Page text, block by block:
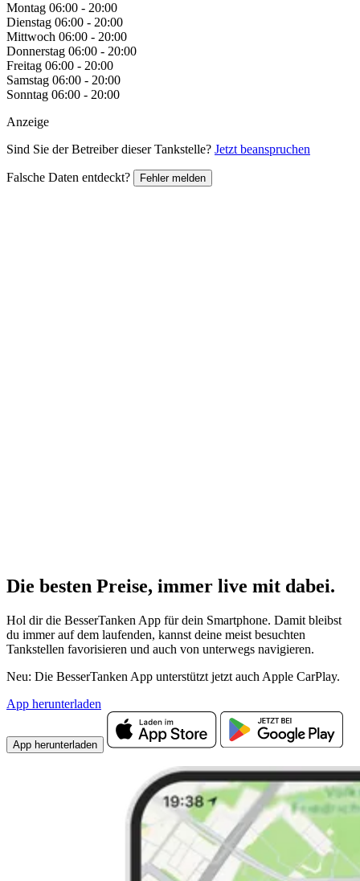
Montag 06:00 - 20:00
Dienstag 06:00 - 20:00
Mittwoch 06:00 - 20:00
Donnerstag 06:00 - 20:00
Freitag 06:00 - 20:00
Samstag 06:00 - 20:00
Sonntag 06:00 - 20:00
Anzeige
Sind Sie der Betreiber dieser Tankstelle? Jetzt beanspruchen
Falsche Daten entdeckt? Fehler melden
Die besten Preise, immer live mit dabei.
Hol dir die BesserTanken App für dein Smartphone. Damit bleibst
du immer auf dem laufenden, kannst deine meist besuchten
Tankstellen favorisieren und auch von unterwegs navigieren.
Neu: Die BesserTanken App unterstützt jetzt auch Apple CarPlay.
App herunterladen
App herunterladen